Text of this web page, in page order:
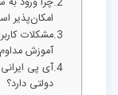
امکان‌پذیر است؟
مشکلات
آموزش مداوم
آی‌ پی ایرانی
دولتی دارد؟